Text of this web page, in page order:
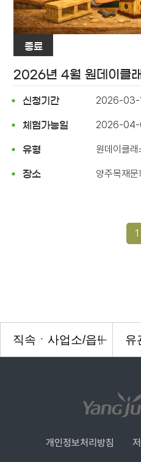
종료
2026년 4월 원데이클
신청기간 2026-03-
체험가능일 2026-
유형 원데이클래
장소 양주목재
1
개인정보처리방침